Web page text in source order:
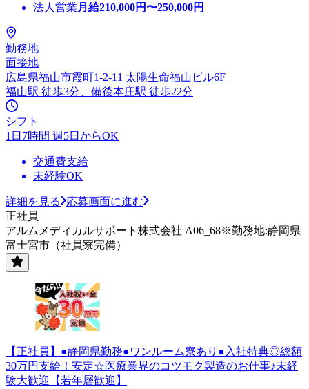
法人営業 月給210,000円〜250,000円
勤務地
面接地
広島県福山市霞町1-2-11 太陽生命福山ビル6F
福山駅 徒歩3分、備後本庄駅 徒歩22分
シフト
1日7時間 週5日からOK
交通費支給
未経験OK
詳細を見る
応募画面に進む
正社員
アルムメディカルサポート株式会社 A06_68※勤務地:静岡県
富士宮市（社員寮完備）
【正社員】●静岡県勤務●ワンルーム寮あり●入社特典◎総額
30万円支給！安定☆医療業界のコツモク製造のお仕事♪未経
験大歓迎【若年層歓迎】